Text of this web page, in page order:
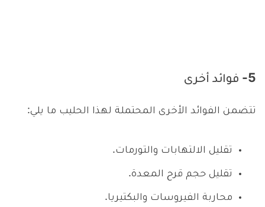
5- فوائد أخرى
تتضمن الفوائد الأخرى المحتملة لهذا الحليب ما يلي:
تقليل الالتهابات والتورمات.
تقليل حجم قرح المعدة.
محاربة الفيروسات والبكتيريا.